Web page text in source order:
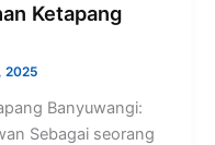
Ketapang
2025
Banyuwangi:
Sebagai seorang